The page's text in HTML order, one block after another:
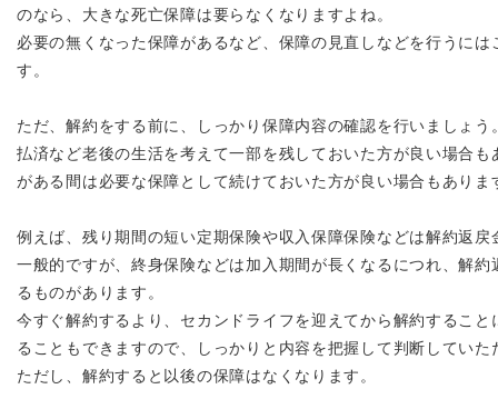
のなら、大きな死亡保障は要らなくなりますよね。
必要の無くなった保障があるなど、保障の見直しなどを行うに
す。
ただ、解約をする前に、しっかり保障内容の確認を行いましょ
払済など老後の生活を考えて一部を残しておいた方が良い場合
がある間は必要な保障として続けておいた方が良い場合もありま
例えば、残り期間の短い定期保険や収入保障保険などは解約返
一般的ですが、終身保険などは加入期間が長くなるにつれ、解
るものがあります。
今すぐ解約するより、セカンドライフを迎えてから解約するこ
ることもできますので、しっかりと内容を把握して判断していた
ただし、解約すると以後の保障はなくなります。